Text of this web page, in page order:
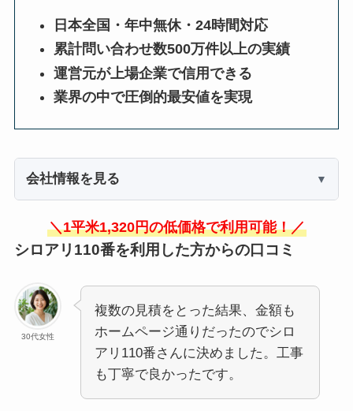
日本全国・年中無休・24時間対応
累計問い合わせ数500万件以上の実績
運営元が上場企業で信用できる
業界の中で圧倒的最安値を実現
会社情報を見る
＼1平米1,320円の低価格で利用可能！／
シロアリ110番を利用した方からの口コミ
30代女性
複数の見積をとった結果、金額も
ホームページ通りだったのでシロ
アリ110番さんに決めました。工事
も丁寧で良かったです。